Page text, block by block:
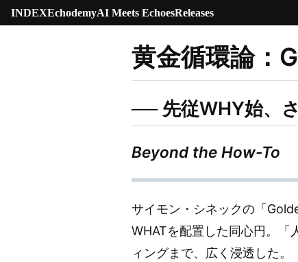
INDEXEchodemyAI Meets EchoesReleases
黄金循環論：
── 先従WHY始、
Beyond the How-To
サイモン・シネックの「
WHATを配置した同心円。「
ィングまで、広く浸透した。